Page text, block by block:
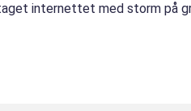
internettet med storm på